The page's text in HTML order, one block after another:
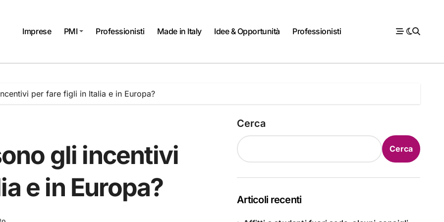
Imprese PMI Professionisti Made in Italy Idee & Opportunità Professionisti
per fare figli in Italia e in Europa?
gli incentivi
e in Europa?
Cerca
Cerca
Articoli recenti